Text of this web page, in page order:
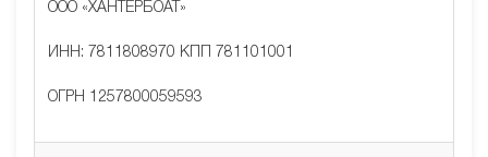
ООО «ХАНТЕРБОАТ»
ИНН: 7811808970 КПП 781101001
ОГРН 1257800059593